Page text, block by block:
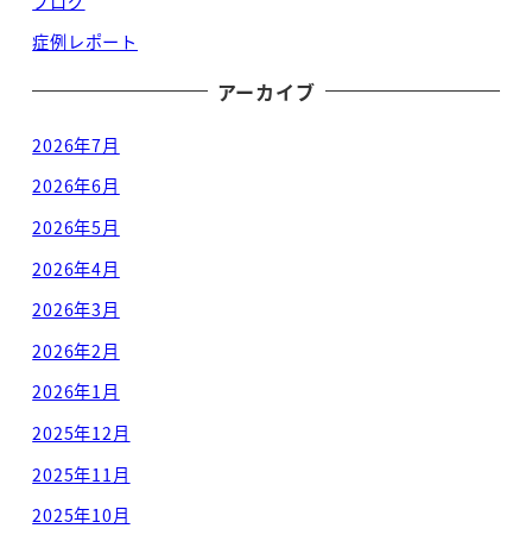
症例レポート
アーカイブ
2026年7月
2026年6月
2026年5月
2026年4月
2026年3月
2026年2月
2026年1月
2025年12月
2025年11月
2025年10月